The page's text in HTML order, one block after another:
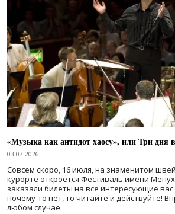
«Музыка как антидот хаосу», или Три дня
03.07.2026
Совсем скоро, 16 июля, на знаменитом
курорте откроется Фестиваль имени
заказали билеты на все интересующие
почему-то нет, то читайте и действуйте!
любом случае.